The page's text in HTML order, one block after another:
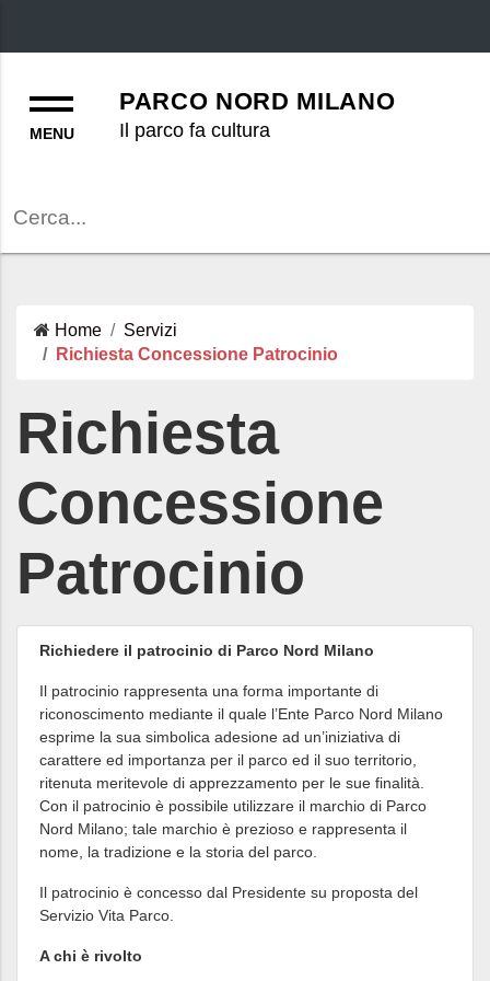
PARCO NORD MILANO
Il parco fa cultura
Home
Servizi
Richiesta Concessione Patrocinio
Richiesta
Concessione
Patrocinio
Richiedere il patrocinio di Parco Nord Milano
Il patrocinio rappresenta una forma importante di
riconoscimento mediante il quale l’Ente Parco Nord Milano
esprime la sua simbolica adesione ad un’iniziativa di
carattere ed importanza per il parco ed il suo territorio,
ritenuta meritevole di apprezzamento per le sue finalità.
Con il patrocinio è possibile utilizzare il marchio di Parco
Nord Milano; tale marchio è prezioso e rappresenta il
nome, la tradizione e la storia del parco.
Il patrocinio è concesso dal Presidente su proposta del
Servizio Vita Parco.
A chi è rivolto